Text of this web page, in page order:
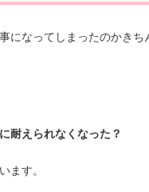
になってしまったのかきち
耐えられなくなった？
ます。